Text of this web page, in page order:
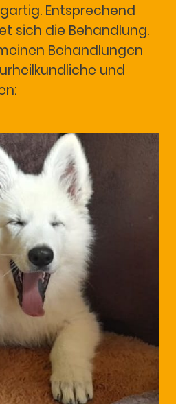
Entsprechend
sich die Behandlung.
Behandlungen
und